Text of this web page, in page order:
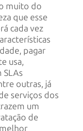
muito do
que esse
cada vez
pagar
usa,
outras, já
serviços dos
um
de